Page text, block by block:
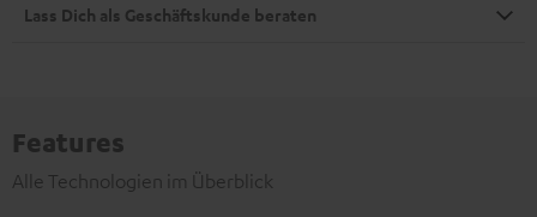
Lass Dich als Geschäftskunde beraten
Features
Alle Technologien im Überblick